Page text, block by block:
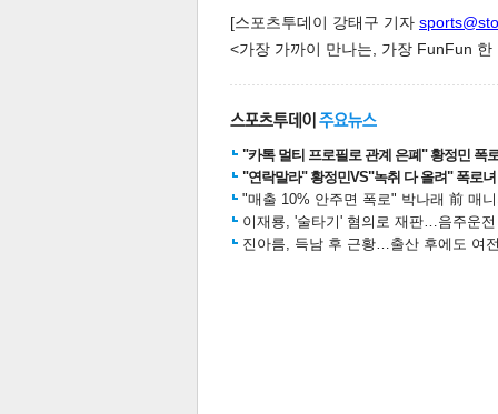
[스포츠투데이 강태구 기자
<가장 가까이 만나는, 가장 FunFun
"카톡 멀티 프로필로 관계 은폐" 황정민 폭
"연락말라" 황정민VS"녹취 다 올려" 폭로
"매출 10% 안주면 폭로" 박나래 前 매
이재룡, '술타기' 혐의로 재판…음주운
진아름, 득남 후 근황…출산 후에도 여